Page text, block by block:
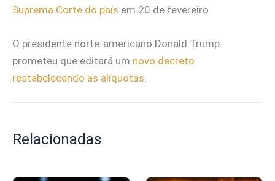
Suprema Corte do país em 20 de fevereiro.
O presidente norte-americano Donald Trump
prometeu que editará um novo decreto
restabelecendo as alíquotas.
Relacionadas